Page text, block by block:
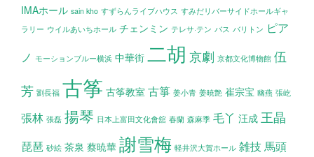
IMAホール sain kho すずらんライブハウス すみだリバーサイドホールギャ
ラリー ウイルあいちホール チェンミン テレサ·テン バス バリトン ピア
ノ モーションブルー横浜 中華街 二胡 京劇 京都文化博物館 伍
芳 劉長福 古筝 古筝教室 古箏 姜小青 姜暁艶 崔宗宝 幽燕 張屹
張林 張磊 揚琴 日本上富田文化會舘 春蘭 森麻季 毛丫 汪成 王晶
琵琶 砂絵 茶泉 蔡暁華 謝雪梅 軽井沢大賀ホール 雑技馬頭